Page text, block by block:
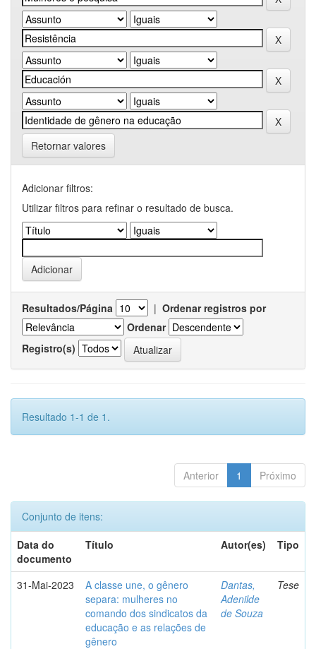
Retornar valores
Adicionar filtros:
Utilizar filtros para refinar o resultado de busca.
Resultados/Página | Ordenar registros por
Ordenar
Registro(s)
Resultado 1-1 de 1.
Anterior 1 Próximo
Conjunto de itens:
Data do
documento
Título Autor(es) Tipo
31-Mai-2023
A classe une, o gênero
separa: mulheres no
comando dos sindicatos da
educação e as relações de
gênero
Dantas,
Adenilde
de Souza
Tese